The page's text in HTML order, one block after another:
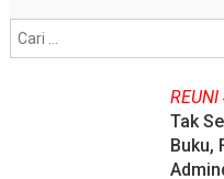
Tak
Buku,